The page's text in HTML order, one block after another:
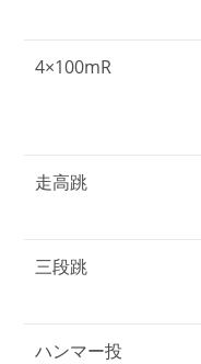
4×100mR
走高跳
三段跳
ハンマー投